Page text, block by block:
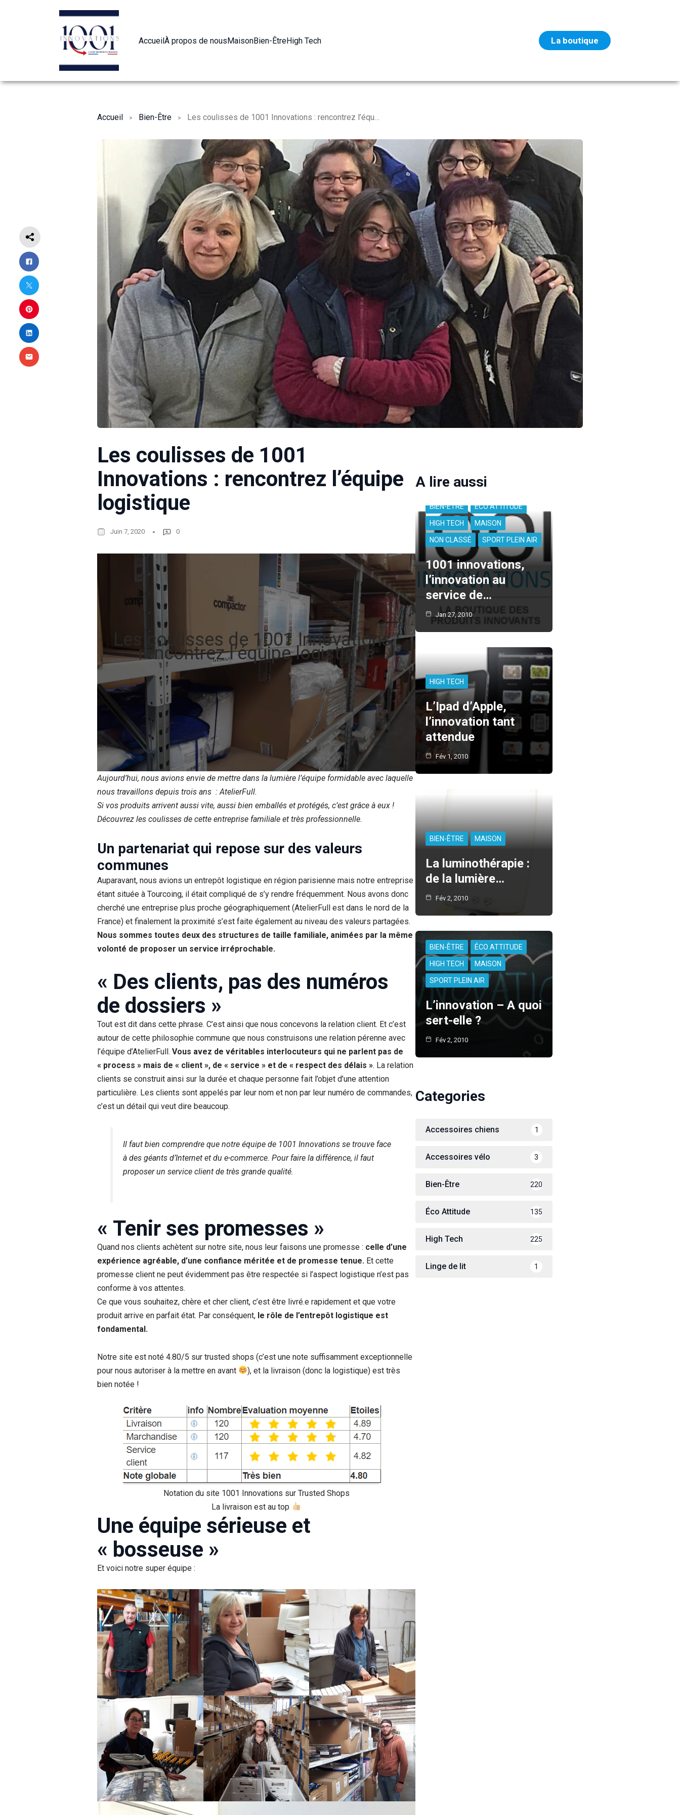
AccueilÀ propos de nousMaisonBien-ÊtreHigh Tech La boutique
Accueil Bien-Être Les coulisses de 1001 Innovations : rencontrez l’équipe logistique
Les coulisses de 1001
Innovations : rencontrez l’équipe
logistique
Juin 7, 2020 0
Les coulisses de 1001 Innovations :
rencontrez l’équipe logistique
Aujourd’hui, nous avions envie de mettre dans la lumière l’équipe formidable avec laquelle
nous travaillons depuis trois ans : AtelierFull.
Si vos produits arrivent aussi vite, aussi bien emballés et protégés, c’est grâce à eux !
Découvrez les coulisses de cette entreprise familiale et très professionnelle.
Un partenariat qui repose sur des valeurs
communes
Auparavant, nous avions un entrepôt logistique en région parisienne mais notre entreprise
étant située à Tourcoing, il était compliqué de s’y rendre fréquemment. Nous avons donc
cherché une entreprise plus proche géographiquement (AtelierFull est dans le nord de la
France) et finalement la proximité s’est faite également au niveau des valeurs partagées.
Nous sommes toutes deux des structures de taille familiale, animées par la même
volonté de proposer un service irréprochable.
« Des clients, pas des numéros
de dossiers »
Tout est dit dans cette phrase. C’est ainsi que nous concevons la relation client. Et c’est
autour de cette philosophie commune que nous construisons une relation pérenne avec
l’équipe d’AtelierFull. Vous avez de véritables interlocuteurs qui ne parlent pas de
« process » mais de « client », de « service » et de « respect des délais ». La relation
clients se construit ainsi sur la durée et chaque personne fait l’objet d’une attention
particulière. Les clients sont appelés par leur nom et non par leur numéro de commandes,
c’est un détail qui veut dire beaucoup.
Il faut bien comprendre que notre équipe de 1001 Innovations se trouve face
à des géants d’Internet et du e-commerce. Pour faire la différence, il faut
proposer un service client de très grande qualité.
« Tenir ses promesses »
Quand nos clients achètent sur notre site, nous leur faisons une promesse : celle d’une
expérience agréable, d’une confiance méritée et de promesse tenue. Et cette
promesse client ne peut évidemment pas être respectée si l’aspect logistique n’est pas
conforme à vos attentes.
Ce que vous souhaitez, chère et cher client, c’est être livré.e rapidement et que votre
produit arrive en parfait état. Par conséquent, le rôle de l’entrepôt logistique est
fondamental.
Notre site est noté 4.80/5 sur trusted shops (c’est une note suffisamment exceptionnelle
pour nous autoriser à la mettre en avant
), et la livraison (donc la logistique) est très
bien notée !
Notation du site 1001 Innovations sur Trusted Shops
La livraison est au top
Une équipe sérieuse et
« bosseuse »
Et voici notre super équipe :
A lire aussi
BIEN-ÊTRE ÉCO ATTITUDE
HIGH TECH MAISON
NON CLASSÉ SPORT PLEIN AIR
1001 innovations,
l’innovation au
service de…
Jan 27, 2010
HIGH TECH
L’Ipad d’Apple,
l’innovation tant
attendue
Fév 1, 2010
BIEN-ÊTRE MAISON
La luminothérapie :
de la lumière…
Fév 2, 2010
BIEN-ÊTRE ÉCO ATTITUDE
HIGH TECH MAISON
SPORT PLEIN AIR
L’innovation – A quoi
sert-elle ?
Fév 2, 2010
Categories
Accessoires chiens 1
Accessoires vélo 3
Bien-Être 220
Éco Attitude 135
High Tech 225
Linge de lit 1